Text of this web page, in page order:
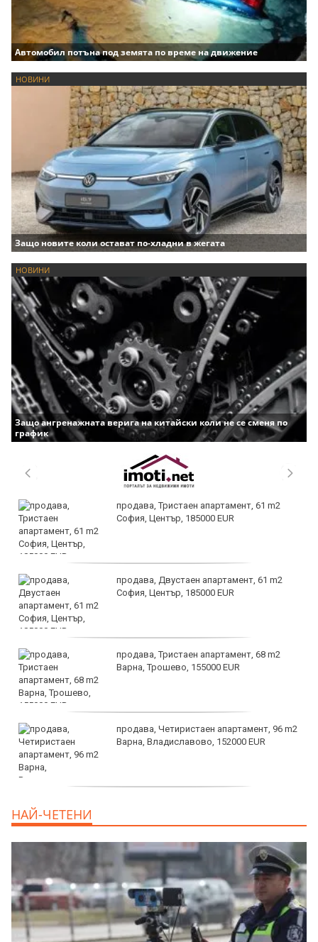
Автомобил потъна под земята по време на движение
НОВИНИ
Защо новите коли остават по-хладни в жегата
НОВИНИ
Защо ангренажната верига на китайски коли не се сменя по
график
продава, Тристаен апартамент, 61 m2
София, Център, 185000 EUR
продава, Двустаен апартамент, 61 m2
София, Център, 185000 EUR
продава, Тристаен апартамент, 68 m2
Варна, Трошево, 155000 EUR
продава, Четиристаен апартамент, 96 m2
Варна, Владиславово, 152000 EUR
НАЙ-ЧЕТЕНИ